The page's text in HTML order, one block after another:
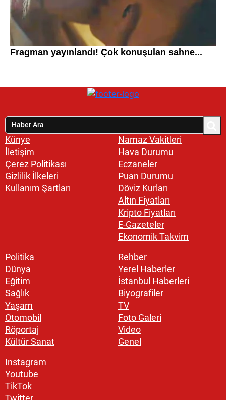
Künye
İletişim
Çerez Politikası
Gizlilik İlkeleri
Kullanım Şartları
Namaz Vakitleri
Hava Durumu
Eczaneler
Puan Durumu
Döviz Kurları
Altın Fiyatları
Kripto Fiyatları
E-Gazeteler
Ekonomik Takvim
Politika
Dünya
Eğitim
Sağlık
Yaşam
Otomobil
Röportaj
Kültür Sanat
Rehber
Yerel Haberler
İstanbul Haberleri
Biyografiler
TV
Foto Galeri
Video
Genel
Instagram
Youtube
TikTok